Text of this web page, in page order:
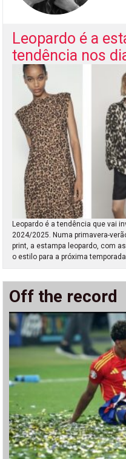
Leopardo é a
tendência nos
Leopardo é a tendência que vai
2024/2025. Numa primavera-
print, a estampa leopardo, com
o estilo para a próxima
Off the record